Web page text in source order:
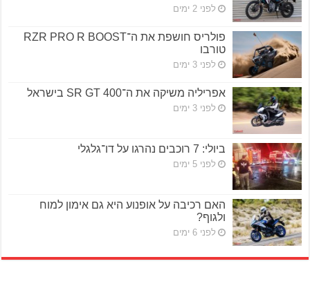
לפני 2 ימים
פולריס חושפת את ה־RZR PRO R BOOST
טורבו
לפני 3 ימים
אפריליה משיקה את ה־SR GT 400 בישראל
לפני 3 ימים
ביולי: 7 רוכבים נהרגו על דו־גלגלי
לפני 5 ימים
האם רכיבה על אופנוע היא גם אימון למוח
ולגוף?
לפני 6 ימים